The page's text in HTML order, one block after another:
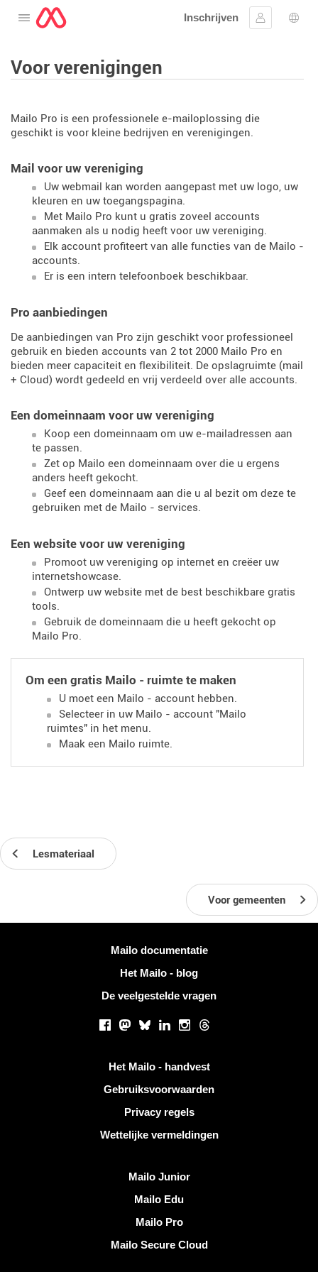
Open het menu
Inschrijven
Aanmelden
Taal
Voor verenigingen
Mailo Pro is een professionele e-mailoplossing die
geschikt is voor kleine bedrijven en verenigingen.
Mail voor uw vereniging
Uw webmail kan worden aangepast met uw logo, uw
kleuren en uw toegangspagina.
Met Mailo Pro kunt u gratis zoveel accounts
aanmaken als u nodig heeft voor uw vereniging.
Elk account profiteert van alle functies van de Mailo -
accounts.
Er is een intern telefoonboek beschikbaar.
Pro aanbiedingen
De aanbiedingen van Pro zijn geschikt voor professioneel
gebruik en bieden accounts van 2 tot 2000 Mailo Pro en
bieden meer capaciteit en flexibiliteit. De opslagruimte (mail
+ Cloud) wordt gedeeld en vrij verdeeld over alle accounts.
Een domeinnaam voor uw vereniging
Koop een domeinnaam om uw e-mailadressen aan
te passen.
Zet op Mailo een domeinnaam over die u ergens
anders heeft gekocht.
Geef een domeinnaam aan die u al bezit om deze te
gebruiken met de Mailo - services.
Een website voor uw vereniging
Promoot uw vereniging op internet en creëer uw
internetshowcase.
Ontwerp uw website met de best beschikbare gratis
tools.
Gebruik de domeinnaam die u heeft gekocht op
Mailo Pro.
Om een ​​gratis Mailo - ruimte te maken
U moet een Mailo - account hebben.
Selecteer in uw Mailo - account "Mailo
ruimtes" in het menu.
Maak een Mailo ruimte.
Lesmateriaal
Voor gemeenten
Mailo documentatie
Het Mailo - blog
De veelgestelde vragen
Facebook
Mastodon
BlueskyLinkedInInstagram
Threads
Het Mailo - handvest
Gebruiksvoorwaarden
Privacy regels
Wettelijke vermeldingen
Mailo Junior
Mailo Edu
Mailo Pro
Mailo Secure Cloud